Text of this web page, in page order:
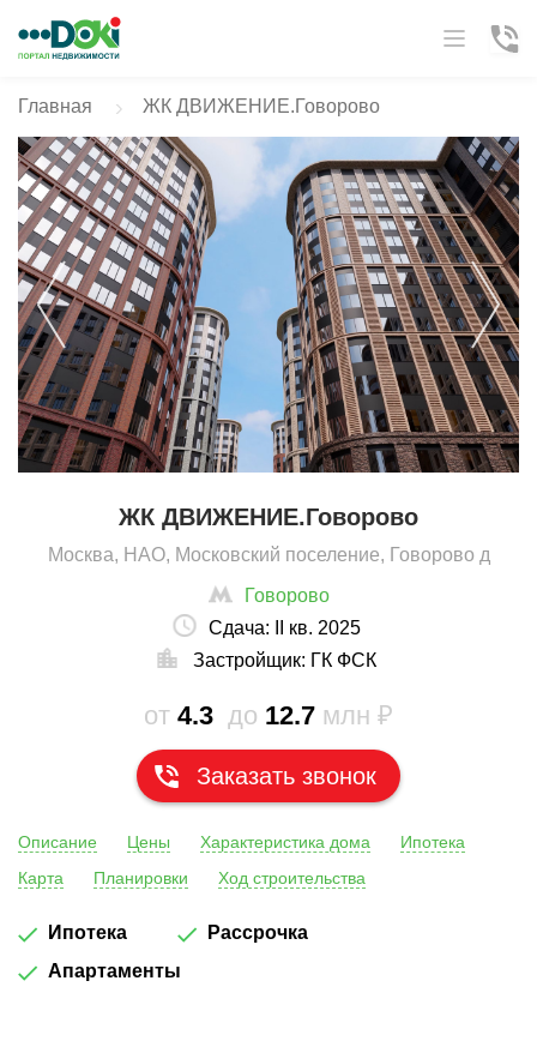
Главная ЖК ДВИЖЕНИЕ.Говорово
ЖК ДВИЖЕНИЕ.Говорово
Москва, НАО, Московский поселение, Говорово д
Говорово
Сдача:
II кв. 2025
Застройщик: ГК ФСК
от 4.3 до 12.7 млн ₽
Заказать звонок
Описание Цены Характеристика дома
Ипотека
Карта
Планировки Ход строительства
Ипотека
Рассрочка
Апартаменты